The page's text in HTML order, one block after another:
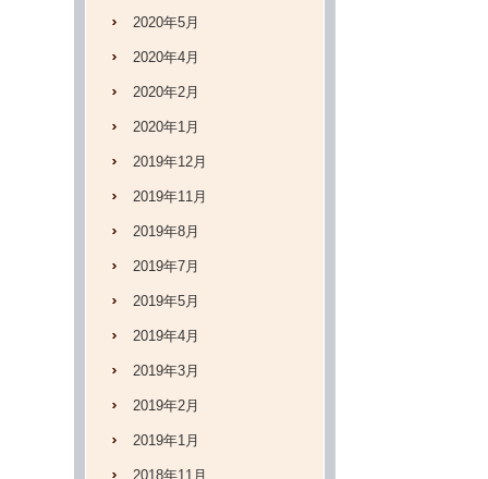
2020年5月
2020年4月
2020年2月
2020年1月
2019年12月
2019年11月
2019年8月
2019年7月
2019年5月
2019年4月
2019年3月
2019年2月
2019年1月
2018年11月